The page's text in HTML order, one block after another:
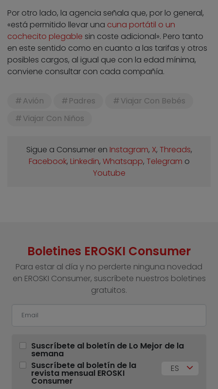
Por otro lado, la agencia señala que, por lo general,
«está permitido llevar una cuna portátil o un
cochecito plegable sin coste adicional». Pero tanto
en este sentido como en cuanto a las tarifas y otros
posibles cargos, al igual que con la edad mínima,
conviene consultar con cada compañía.
Avión Padres
Viajar Con Bebés
Viajar Con Niños
Sigue a Consumer en Instagram, X, Threads,
Facebook, Linkedin, Whatsapp, Telegram o
Youtube
Boletines EROSKI Consumer
Para estar al día y no perderte ninguna novedad
en EROSKI Consumer, suscríbete nuestros boletines
gratuitos.
Suscríbete al boletín de Lo Mejor de la
semana
Suscríbete al boletín de la
revista mensual EROSKI
Consumer
ES